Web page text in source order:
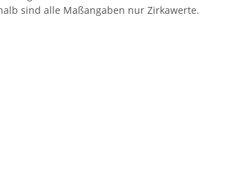
sind alle Maßangaben nur Zirkawerte.